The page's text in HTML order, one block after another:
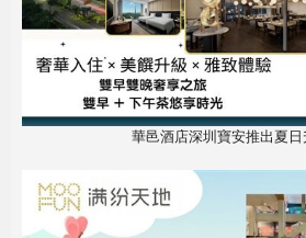
華邑酒店深圳寶安推出夏日